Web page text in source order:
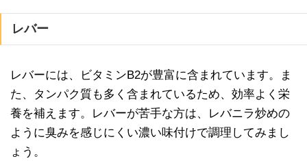
レバー
レバーには、ビタミンB2が豊富に含まれています。ま
た、タンパク質も多く含まれているため、効率よく栄
養を補えます。レバーが苦手な方は、レバニラ炒めの
ように臭みを感じにくい濃い味付けで調理してみまし
ょう。